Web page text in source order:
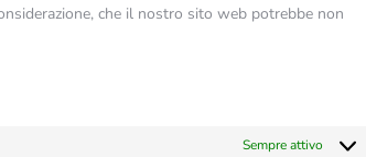
che il nostro sito web potrebbe non
Sempre attivo